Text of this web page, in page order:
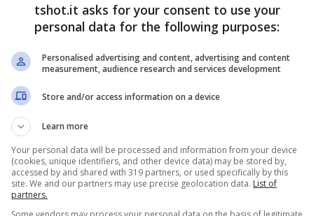
tshot.it asks for your consent to use your
personal data for the following purposes:
Personalised advertising and content, advertising and content
measurement, audience research and services development
Store and/or access information on a device
Learn more
Your personal data will be processed and information from your device
(cookies, unique identifiers, and other device data) may be stored by,
accessed by and shared with 319 partners, or used specifically by this
site. We and our partners may use precise geolocation data. List of
partners.